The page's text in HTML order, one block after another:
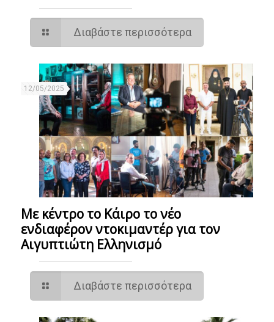
Διαβάστε περισσότερα
12/05/2025
Με κέντρο το Κάιρο το νέο
ενδιαφέρον ντοκιμαντέρ για τον
Αιγυπτιώτη Ελληνισμό
Διαβάστε περισσότερα